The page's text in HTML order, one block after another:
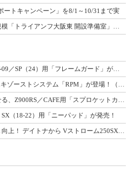
ートキャンペーン」を8/1～10/31まで実
【トライアンフ】関西最大規模「トライアンフ大阪東 開設準備室」がオープン！ 限定
マジカルレーシングから MT-09／SP（24）用「フレームガード」が登場！
RPM から ホンダ GROM用エキゾーストシステム「RPM」が登場！（動画あり
カスタムスプロケットを見せる、Z900RS／CAFE用「スプロケットカバーフルキ
（18-22）用「ニーパッド」が発売！
ゲル素材入りで快適＆足つき向上！ デイトナから Vストローム250SX用「快適ロ